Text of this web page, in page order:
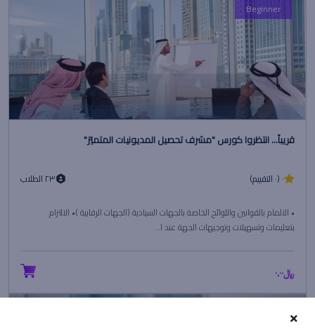
Beginner
قريباً... انتظروا كورس "مشرف تحصيل المديونيات المتميّز"
٠ (٠ التقييم) ٢٣ الطلاب
• الالمام بالقوانين واللوائح الخاصة بالجهات السيادية (الجهات الرقابية )• الالتزام
بتعليمات وتسهيلات وتوجيهات الجهة عند ا...
﷼٠.٠٠